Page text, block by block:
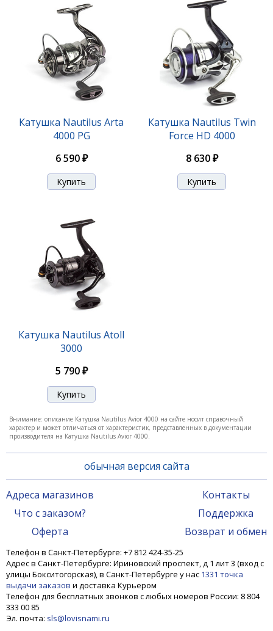
Катушка Nautilus Arta
4000 PG
6 590 ₽
Катушка Nautilus Twin
Force HD 4000
8 630 ₽
Катушка Nautilus Atoll
3000
5 790 ₽
Внимание: описание Катушка Nautilus Avior 4000 на сайте носит справочный
характер и может отличаться от характеристик, представленных в документации
производителя на Катушка Nautilus Avior 4000.
обычная версия сайта
Адреса магазинов
Что с заказом?
Оферта
Контакты
Поддержка
Возврат и обмен
Телефон в Санкт-Петербурге: +7 812 424-35-25
Адрес в Санкт-Петербурге: Ириновский проспект, д 1 лит 3 (вход с
улицы Бокситогорская), в Санкт-Петербурге у нас 1331 точка
выдачи заказов и доставка Курьером
Телефон для бесплатных звонков с любых номеров России: 8 804
333 00 85
Эл. почта: sls@lovisnami.ru